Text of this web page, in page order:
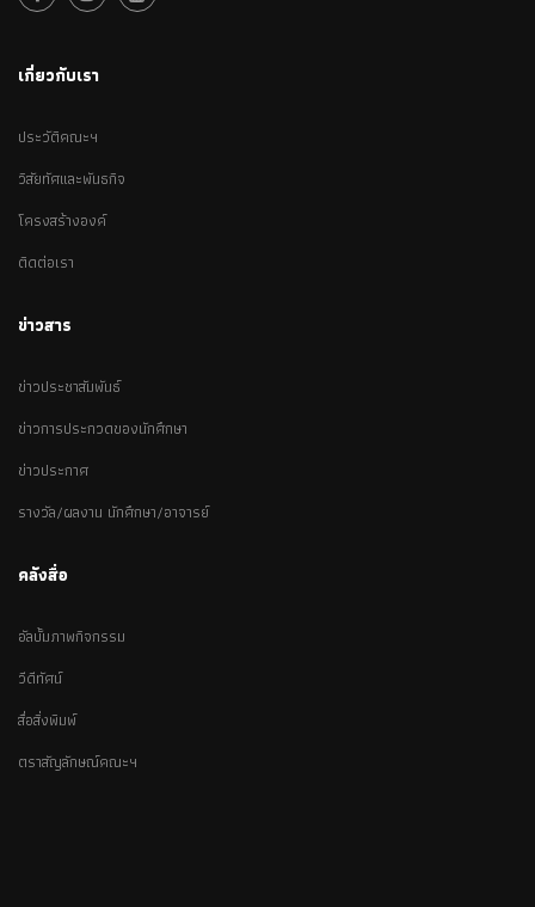
เกี่ยวกับเรา
ประวัติคณะฯ
วิสัยทัศและพันธกิจ
โครงสร้างองค์
ติดต่อเรา
ข่าวสาร
ข่าวประชาสัมพันธ์
ข่าวการประกวดของนักศึกษา
ข่าวประกาศ
รางวัล/ผลงาน นักศึกษา/อาจารย์
คลังสื่อ
อัลบั้มภาพกิจกรรม
วีดีทัศน์
สื่อสิ่งพิมพ์
ตราสัญลักษณ์คณะฯ